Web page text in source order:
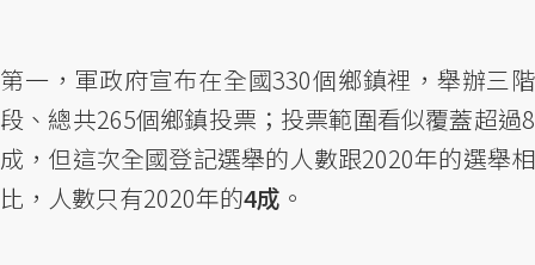
第一，軍政府宣布在全國330個鄉鎮裡，舉辦三階
段、總共265個鄉鎮投票；投票範圍看似覆蓋超過8
成，但這次全國登記選舉的人數跟2020年的選舉相
比，人數只有2020年的4成 。